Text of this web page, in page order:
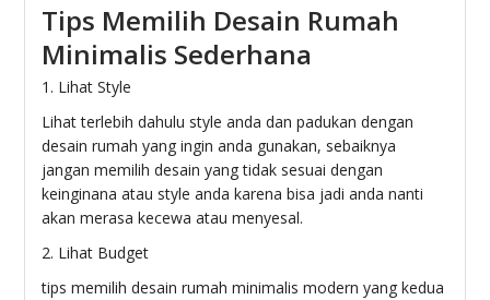
Tips Memilih Desain Rumah
Minimalis Sederhana
1. Lihat Style
Lihat terlebih dahulu style anda dan padukan dengan
desain rumah yang ingin anda gunakan, sebaiknya
jangan memilih desain yang tidak sesuai dengan
keinginana atau style anda karena bisa jadi anda nanti
akan merasa kecewa atau menyesal.
2. Lihat Budget
tips memilih desain rumah minimalis modern yang kedua